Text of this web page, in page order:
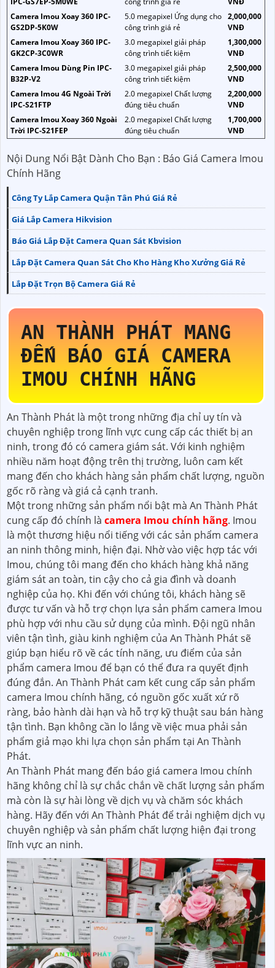
Camera Imou Xoay 360 IPC-
GS2DP-5K0W
5.0 megapixel Ứng dụng cho
công trình giá rẻ
2,000,000
VNĐ
Camera Imou Xoay 360 IPC-
GK2CP-3C0WR
3.0 megapixel giải pháp
công trình tiết kiệm
1,300,000
VNĐ
Camera Imou Dùng Pin IPC-
B32P-V2
3.0 megapixel giải pháp
công trình tiết kiệm
2,500,000
VNĐ
Camera Imou 4G Ngoài Trời
IPC-S21FTP
2.0 megapixel Chất lượng
đúng tiêu chuẩn
2,200,000
VNĐ
Camera Imou Xoay 360 Ngoài
Trời IPC-S21FEP
2.0 megapixel Chất lượng
đúng tiêu chuẩn
1,700,000
VNĐ
Nội Dung Nổi Bật Dành Cho Bạn : Báo Giá Camera Imou
Chính Hãng
Công Ty Lắp Camera Quận Tân Phú Giá Rẻ
Giá Lắp Camera Hikvision
Báo Giá Lắp Đặt Camera Quan Sát Kbvision
Lắp Đặt Camera Quan Sát Cho Kho Hàng Kho Xưởng Giá Rẻ
Lắp Đặt Trọn Bộ Camera Giá Rẻ
AN THÀNH PHÁT MANG
ĐẾN BÁO GIÁ CAMERA
IMOU CHÍNH HÃNG
An Thành Phát là một trong những địa chỉ uy tín và
chuyên nghiệp trong lĩnh vực cung cấp các thiết bị an
ninh, trong đó có camera giám sát. Với kinh nghiệm
nhiều năm hoạt động trên thị trường, luôn cam kết
mang đến cho khách hàng sản phẩm chất lượng, nguồn
gốc rõ ràng và giá cả cạnh tranh.
Một trong những sản phẩm nổi bật mà An Thành Phát
cung cấp đó chính là camera Imou chính hãng. Imou
là một thương hiệu nổi tiếng với các sản phẩm camera
an ninh thông minh, hiện đại. Nhờ vào việc hợp tác với
Imou, chúng tôi mang đến cho khách hàng khả năng
giám sát an toàn, tin cậy cho cả gia đình và doanh
nghiệp của họ. Khi đến với chúng tôi, khách hàng sẽ
được tư vấn và hỗ trợ chọn lựa sản phẩm camera Imou
phù hợp với nhu cầu sử dụng của mình. Đội ngũ nhân
viên tận tình, giàu kinh nghiệm của An Thành Phát sẽ
giúp bạn hiểu rõ về các tính năng, ưu điểm của sản
phẩm camera Imou để bạn có thể đưa ra quyết định
đúng đắn. An Thành Phát cam kết cung cấp sản phẩm
camera Imou chính hãng, có nguồn gốc xuất xứ rõ
ràng, bảo hành dài hạn và hỗ trợ kỹ thuật sau bán hàng
tận tình. Bạn không cần lo lắng về việc mua phải sản
phẩm giả mạo khi lựa chọn sản phẩm tại An Thành
Phát.
An Thành Phát mang đến báo giá camera Imou chính
hãng không chỉ là sự chắc chắn về chất lượng sản phẩm
mà còn là sự hài lòng về dịch vụ và chăm sóc khách
hàng. Hãy đến với An Thành Phát để trải nghiệm dịch vụ
chuyên nghiệp và sản phẩm chất lượng hiện đại trong
lĩnh vực an ninh.